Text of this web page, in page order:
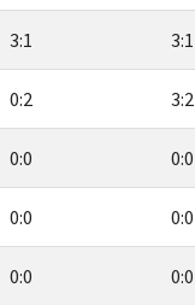
3:1 3:1
0:2 3:2
0:0 0:0
0:0 0:0
0:0 0:0